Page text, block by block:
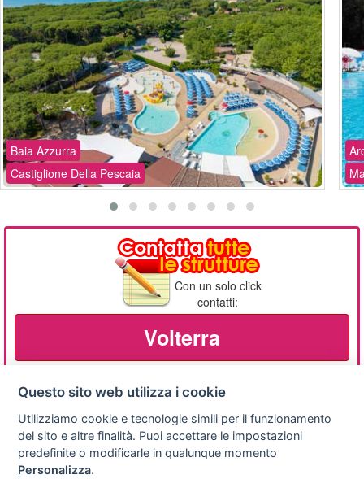
Baia Azzurra
Castiglione Della Pescaia
Con un solo click
contatti:
Volterra
Privacy
policy
Avviso
legale
Scrivici
Questo sito web utilizza i cookie
Utilizziamo cookie e tecnologie simili per il funzionamento
del sito e altre finalità. Puoi accettare le impostazioni
predefinite o modificarle in qualunque momento
Personalizza.